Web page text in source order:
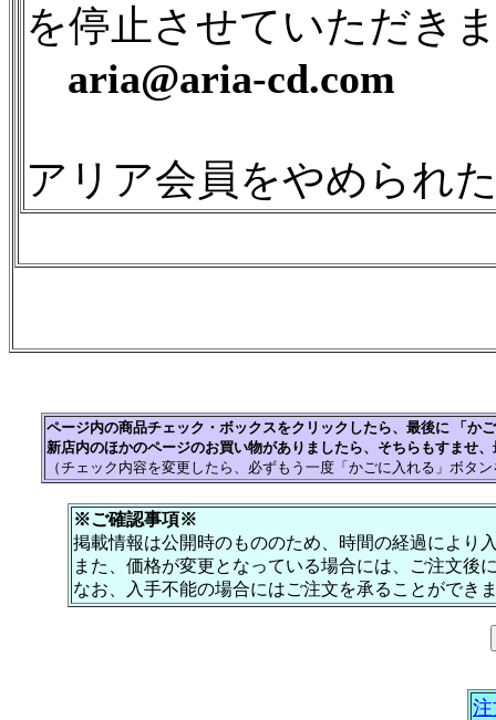
を停止させていただき
aria@aria-cd.com
アリア会員をやめられ
ページ内の商品チェック・ボックスをクリックしたら、最後に 「か
新店内のほかのページのお買い物がありましたら、そちらもすませ
（チェック内容を変更したら、必ずもう一度「かごに入れる」ボタ
※ご確認事項※
掲載情報は公開時のもののため、時間の経過により
また、価格が変更となっている場合には、ご注文後
なお、入手不能の場合にはご注文を承ることができ